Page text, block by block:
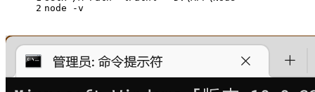
2 node -v